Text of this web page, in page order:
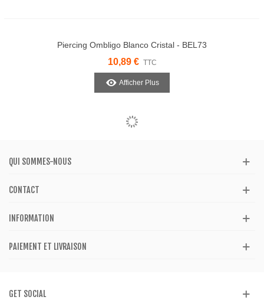
Piercing Ombligo Blanco Cristal - BEL73
10,89 € TTC
Afficher Plus
QUI SOMMES-NOUS
CONTACT
INFORMATION
PAIEMENT ET LIVRAISON
GET SOCIAL